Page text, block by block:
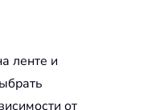
ленте и
от